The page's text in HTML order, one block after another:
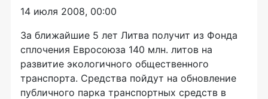
14 июля 2008, 00:00
За ближайшие 5 лет Литва получит из Фонда
сплочения Евросоюза 140 млн. литов на
развитие экологичного общественного
транспорта. Средства пойдут на обновление
публичного парка транспортных средств в